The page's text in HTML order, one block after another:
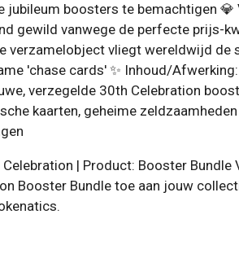
jubileum boosters te bemachtigen 💎
gewild vanwege de perfecte prijs-
verzamelobject vliegt wereldwijd de
'chase cards' ✨ Inhoud/
verzegelde 30th Celebration
kaarten, geheime
| Product: Booster Bundle
Booster Bundle toe aan jouw